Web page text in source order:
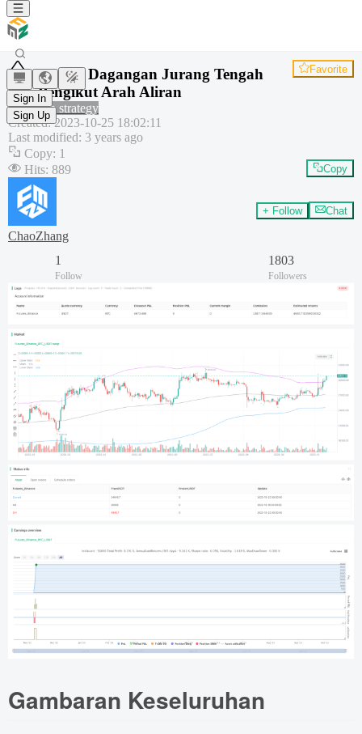
Sign In
Sign Up
Strategi Dagangan Jurang Tengah
dan Pengikut Arah Aliran
Favorite
Common strategy
Created:2023-10-25 18:02:11
Last modified: 3 years ago
Copy: 1
Hits: 889 Copy
ChaoZhang
+ Follow Chat
1
Follow
1803
Followers
Gambaran Keseluruhan